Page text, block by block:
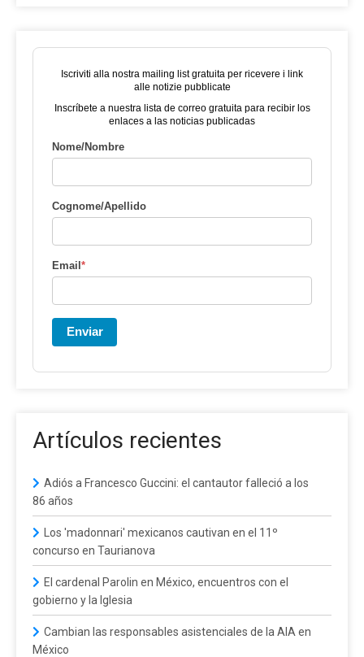
Iscriviti alla nostra mailing list gratuita per ricevere i link
alle notizie pubblicate
Inscríbete a nuestra lista de correo gratuita para recibir los
enlaces a las noticias publicadas
Nome/Nombre
Cognome/Apellido
Email*
Enviar
Artículos recientes
Adiós a Francesco Guccini: el cantautor falleció a los
86 años
Los 'madonnari' mexicanos cautivan en el 11º
concurso en Taurianova
El cardenal Parolin en México, encuentros con el
gobierno y la Iglesia
Cambian las responsables asistenciales de la AIA en
México